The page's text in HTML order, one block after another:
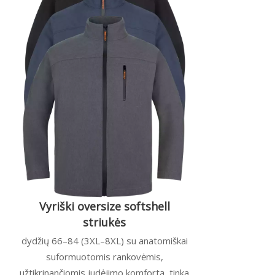
Vyriški oversize softshell
striukės
dydžių 66–84 (3XL–8XL) su anatomiškai
suformuotomis rankovėmis,
užtikrinančiomis judėjimo komfortą, tinka